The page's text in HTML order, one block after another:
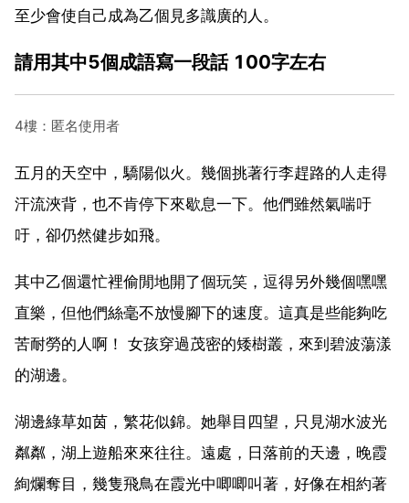
至少會使自己成為乙個見多識廣的人。
請用其中5個成語寫一段話 100字左右
4樓：匿名使用者
五月的天空中，驕陽似火。幾個挑著行李趕路的人走得
汗流浹背，也不肯停下來歇息一下。他們雖然氣喘吁
吁，卻仍然健步如飛。
其中乙個還忙裡偷閒地開了個玩笑，逗得另外幾個嘿嘿
直樂，但他們絲毫不放慢腳下的速度。這真是些能夠吃
苦耐勞的人啊！ 女孩穿過茂密的矮樹叢，來到碧波蕩漾
的湖邊。
湖邊綠草如茵，繁花似錦。她舉目四望，只見湖水波光
粼粼，湖上遊船來來往往。遠處，日落前的天邊，晚霞
絢爛奪目，幾隻飛鳥在霞光中唧唧叫著，好像在相約著